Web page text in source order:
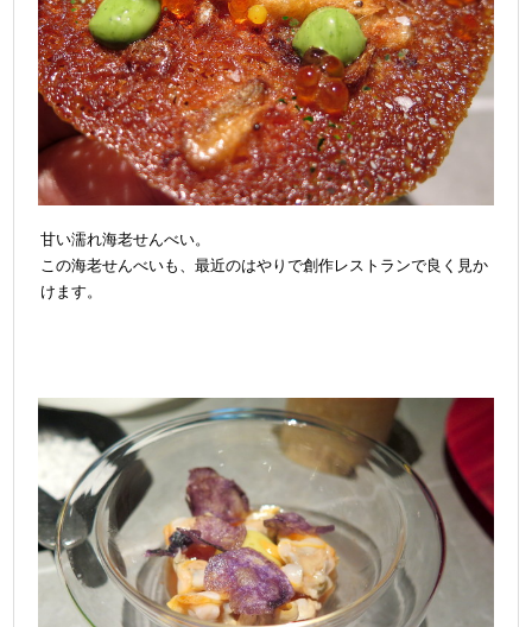
甘い濡れ海老せんべい。
この海老せんべいも、最近のはやりで創作レストランで良く見か
けます。